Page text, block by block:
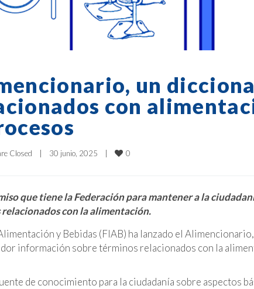
un
con
Closed 30 junio, 2025 0
que tiene la Federación para mantener a la
con la alimentación.
y Bebidas (FIAB) ha lanzado el
información sobre términos relacionados con la
de conocimiento para la ciudadanía sobre aspectos